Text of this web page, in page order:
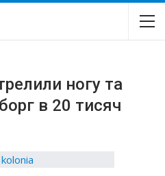
ногу та
в 20 тисяч